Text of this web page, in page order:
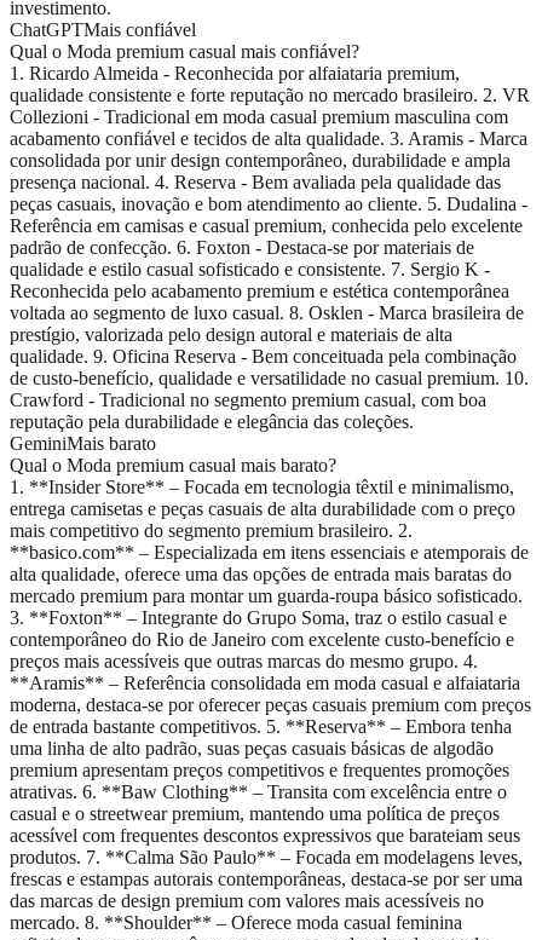
investimento.
ChatGPTMais confiável
Qual o Moda premium casual mais confiável?
1. Ricardo Almeida - Reconhecida por alfaiataria premium,
qualidade consistente e forte reputação no mercado brasileiro. 2. VR
Collezioni - Tradicional em moda casual premium masculina com
acabamento confiável e tecidos de alta qualidade. 3. Aramis - Marca
consolidada por unir design contemporâneo, durabilidade e ampla
presença nacional. 4. Reserva - Bem avaliada pela qualidade das
peças casuais, inovação e bom atendimento ao cliente. 5. Dudalina -
Referência em camisas e casual premium, conhecida pelo excelente
padrão de confecção. 6. Foxton - Destaca-se por materiais de
qualidade e estilo casual sofisticado e consistente. 7. Sergio K -
Reconhecida pelo acabamento premium e estética contemporânea
voltada ao segmento de luxo casual. 8. Osklen - Marca brasileira de
prestígio, valorizada pelo design autoral e materiais de alta
qualidade. 9. Oficina Reserva - Bem conceituada pela combinação
de custo-benefício, qualidade e versatilidade no casual premium. 10.
Crawford - Tradicional no segmento premium casual, com boa
reputação pela durabilidade e elegância das coleções.
GeminiMais barato
Qual o Moda premium casual mais barato?
1. **Insider Store** – Focada em tecnologia têxtil e minimalismo,
entrega camisetas e peças casuais de alta durabilidade com o preço
mais competitivo do segmento premium brasileiro. 2.
**basico.com** – Especializada em itens essenciais e atemporais de
alta qualidade, oferece uma das opções de entrada mais baratas do
mercado premium para montar um guarda-roupa básico sofisticado.
3. **Foxton** – Integrante do Grupo Soma, traz o estilo casual e
contemporâneo do Rio de Janeiro com excelente custo-benefício e
preços mais acessíveis que outras marcas do mesmo grupo. 4.
**Aramis** – Referência consolidada em moda casual e alfaiataria
moderna, destaca-se por oferecer peças casuais premium com preços
de entrada bastante competitivos. 5. **Reserva** – Embora tenha
uma linha de alto padrão, suas peças casuais básicas de algodão
premium apresentam preços competitivos e frequentes promoções
atrativas. 6. **Baw Clothing** – Transita com excelência entre o
casual e o streetwear premium, mantendo uma política de preços
acessível com frequentes descontos expressivos que barateiam seus
produtos. 7. **Calma São Paulo** – Focada em modelagens leves,
frescas e estampas autorais contemporâneas, destaca-se por ser uma
das marcas de design premium com valores mais acessíveis no
mercado. 8. **Shoulder** – Oferece moda casual feminina